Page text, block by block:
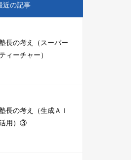
近の記事
長の考え（スーパー
ティーチャー）
長の考え（生成ＡＩ
用）③